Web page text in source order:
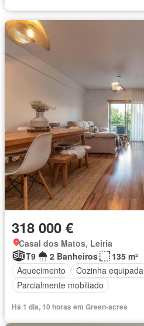
318 000 €
Casal dos Matos, Leiria
T9
2 Banheiros
135 m²
Aquecimento
Cozinha equipada
Parcialmente mobiliado
Há 1 dia, 10 horas em Green-acres